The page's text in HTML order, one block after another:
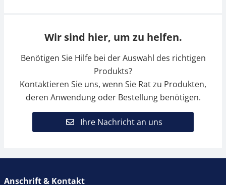
Wir sind hier, um zu helfen.
Benötigen Sie Hilfe bei der Auswahl des richtigen
Produkts?
Kontaktieren Sie uns, wenn Sie Rat zu Produkten,
deren Anwendung oder Bestellung benötigen.
Ihre Nachricht an uns
Anschrift & Kontakt